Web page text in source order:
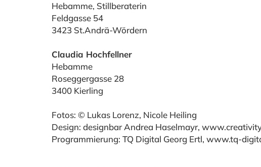
Hebamme, Stillberaterin
Feldgasse 54
3423 St.Andrä-Wördern
Claudia Hochfellner
Hebamme
Roseggergasse 28
3400 Kierling
Fotos: © Lukas Lorenz, Nicole Heiling
Design: designbar Andrea Haselmayr,
Programmierung: TQ Digital Georg Ertl, www.tq-